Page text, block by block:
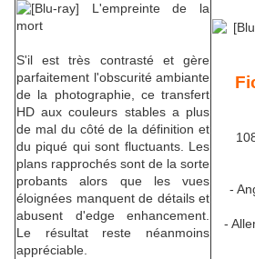
S'il est très contrasté et gère
parfaitement l'obscurité ambiante
de la photographie, ce transfert
HD aux couleurs stables a plus
de mal du côté de la définition et
du piqué qui sont fluctuants. Les
plans rapprochés sont de la sorte
probants alors que les vues
éloignées manquent de détails et
abusent d'edge enhancement.
Le résultat reste néanmoins
appréciable.
-
-